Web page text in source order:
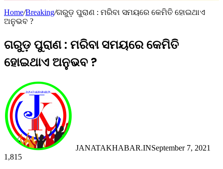
Home/Breaking/ଗରୁଡ଼ ପୁରାଣ : ମରିବା ସମୟରେ କେମିତି ହୋଇଥାଏ
ଅନୁଭବ ?
ଗରୁଡ଼ ପୁରାଣ : ମରିବା ସମୟରେ କେମିତି
ହୋଇଥାଏ ଅନୁଭବ ?
JANATAKHABAR.INSeptember 7, 2021
1,815